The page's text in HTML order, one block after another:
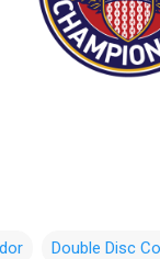
Double Disc